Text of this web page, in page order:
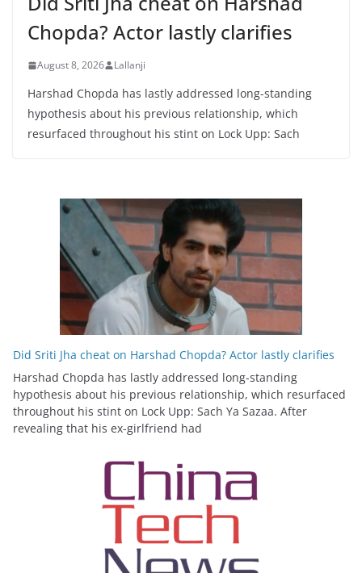
Chopda? Actor lastly clarifies
August 8, 2026 Lallanji
Harshad Chopda has lastly addressed long-standing
hypothesis about his previous relationship, which
resurfaced throughout his stint on Lock Upp: Sach
Did Sriti Jha cheat on Harshad Chopda? Actor lastly clarifies
Harshad Chopda has lastly addressed long-standing
hypothesis about his previous relationship, which resurfaced
throughout his stint on Lock Upp: Sach Ya Sazaa. After
revealing that his ex-girlfriend had